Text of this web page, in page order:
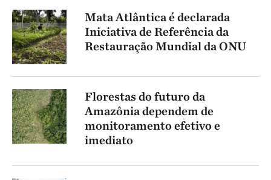
Mata Atlântica é declarada
Iniciativa de Referência da
Restauração Mundial da ONU
Florestas do futuro da
Amazônia dependem de
monitoramento efetivo e
imediato